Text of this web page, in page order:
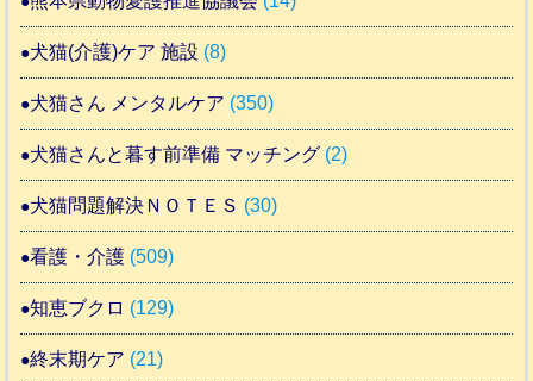
犬猫(介護)ケア 施設 (8)
犬猫さん メンタルケア (350)
犬猫さんと暮す前準備 マッチング (2)
犬猫問題解決ＮＯＴＥＳ (30)
看護・介護 (509)
知恵ブクロ (129)
終末期ケア (21)